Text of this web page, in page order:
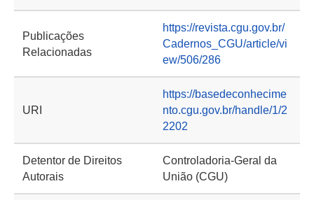
Publicações
Relacionadas
https://revista.cgu.gov.br/
Cadernos_CGU/article/vi
ew/506/286
URI
https://basedeconhecime
nto.cgu.gov.br/handle/1/2
2202
Detentor de Direitos
Autorais
Controladoria-Geral da
União (CGU)